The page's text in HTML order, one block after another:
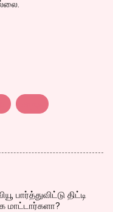
பார்த்துவிட்டு திட்டி
மாட்டார்களா?